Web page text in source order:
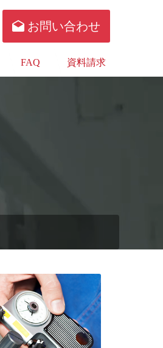
お問い合わせ
FAQ 資料請求